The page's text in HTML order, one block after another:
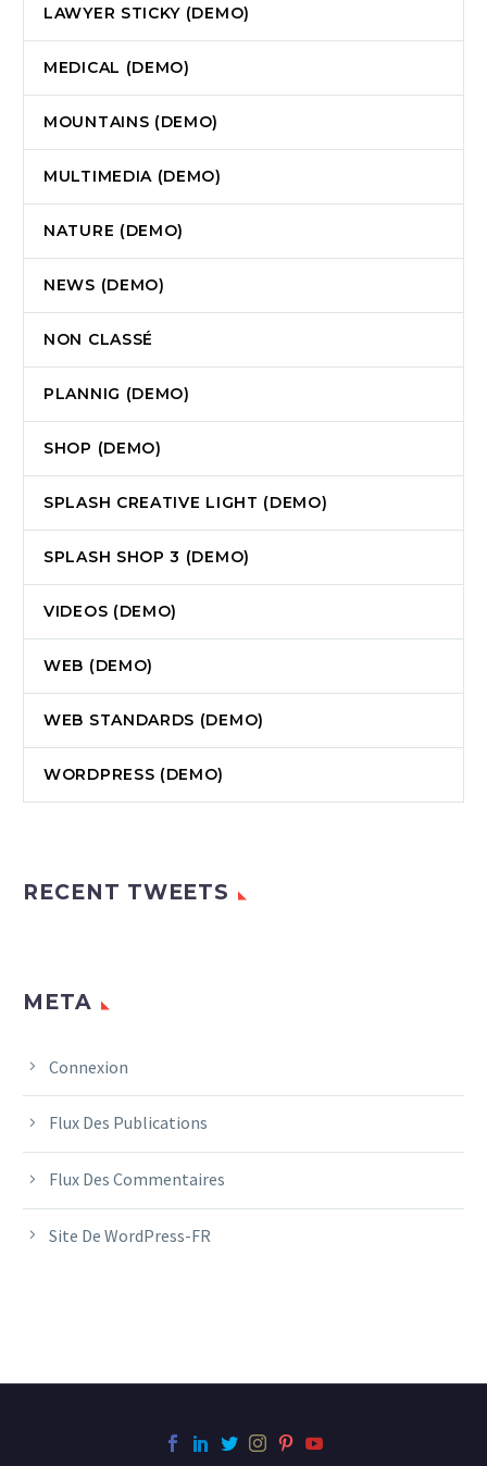
LAWYER STICKY (DEMO)
MEDICAL (DEMO)
MOUNTAINS (DEMO)
MULTIMEDIA (DEMO)
NATURE (DEMO)
NEWS (DEMO)
NON CLASSÉ
PLANNIG (DEMO)
SHOP (DEMO)
SPLASH CREATIVE LIGHT (DEMO)
SPLASH SHOP 3 (DEMO)
VIDEOS (DEMO)
WEB (DEMO)
WEB STANDARDS (DEMO)
WORDPRESS (DEMO)
RECENT TWEETS
META
Connexion
Flux Des Publications
Flux Des Commentaires
Site De WordPress-FR